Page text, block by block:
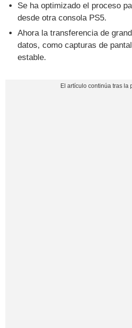
Se ha optimizado el proceso
desde otra consola PS5.
Ahora la transferencia de
datos, como capturas de
estable.